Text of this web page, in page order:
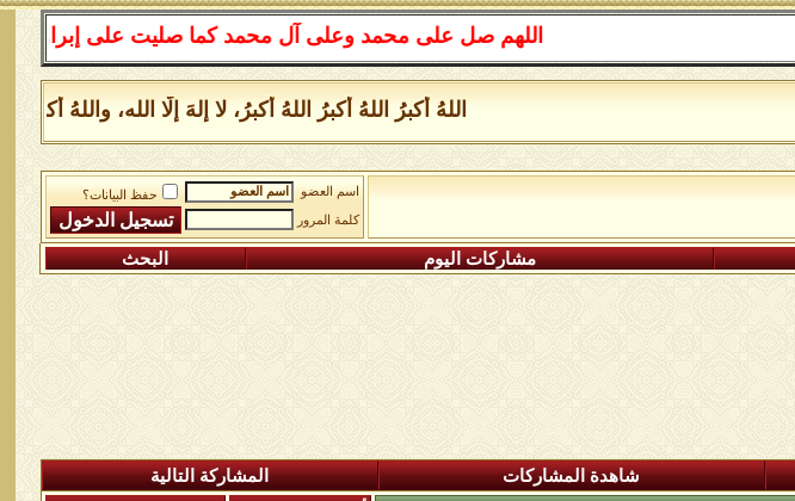
اللهم صل على محمد وعلى آل محمد كما صليت على إبراهيم وعلى آل
اللهُ أكبرُ اللهُ أكبرُ اللهُ أكبرُ، لا إلهَ إلَّا الله، واللهُ أكبر
اسم العضو
حفظ البيانات؟
كلمة المرور
مشاركات اليوم البحث
شاهدة المشاركات
المشاركة التالية